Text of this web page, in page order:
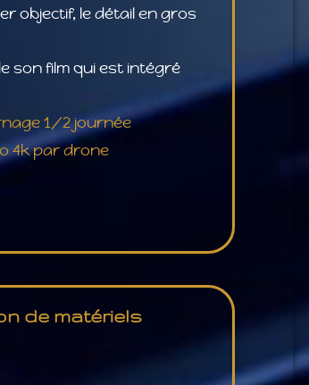
objectif, le détail en gros
son film qui est intégré
1/2 journée
4k par drone
de matériels